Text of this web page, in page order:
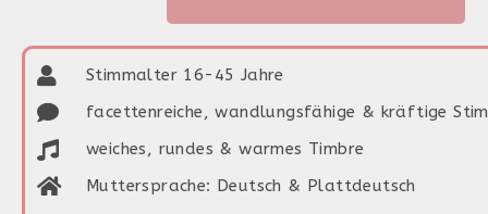
Stimmalter 16-45 Jahre
facettenreiche, wandlungsfähige & kräftige
weiches, rundes & warmes Timbre
Muttersprache: Deutsch & Plattdeutsch